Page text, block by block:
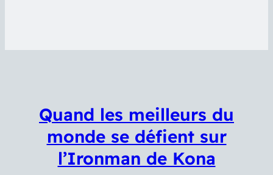
Quand les meilleurs du
monde se défient sur
l’Ironman de Kona